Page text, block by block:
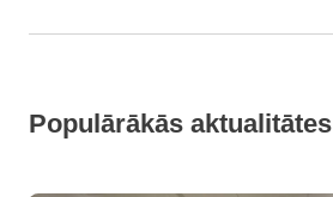
Populārākās aktualitātes